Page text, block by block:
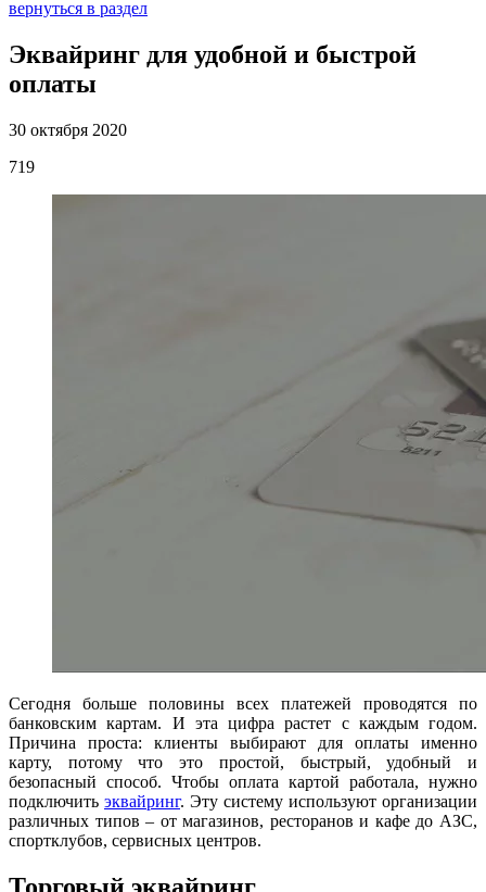
вернуться в раздел
Эквайринг для удобной и быстрой
оплаты
30 октября 2020
719
Сегодня больше половины всех платежей проводятся по
банковским картам. И эта цифра растет с каждым годом.
Причина проста: клиенты выбирают для оплаты именно
карту, потому что это простой, быстрый, удобный и
безопасный способ. Чтобы оплата картой работала, нужно
подключить эквайринг. Эту систему используют организации
различных типов – от магазинов, ресторанов и кафе до АЗС,
спортклубов, сервисных центров.
Торговый эквайринг